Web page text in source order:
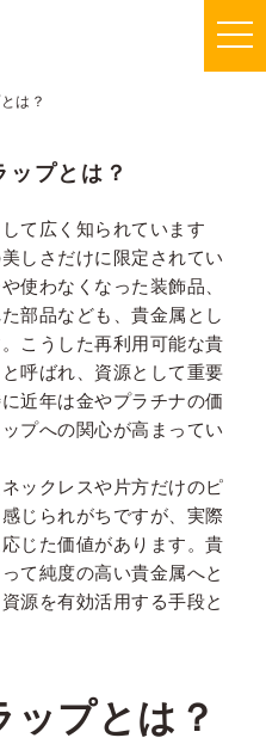
は？
ップとは？
て広く知られています
しさだけに限定されてい
使わなくなった装飾品、
部品なども、貴金属とし
こうした再利用可能な貴
呼ばれ、資源として重要
近年は金やプラチナの価
プへの関心が高まってい
ックレスや片方だけのピ
じられがちですが、実際
じた価値があります。貴
て純度の高い貴金属へと
源を有効活用する手段と
ップとは？